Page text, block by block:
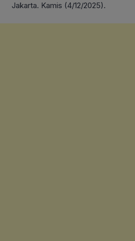
Jakarta. Kamis (4/12/2025).